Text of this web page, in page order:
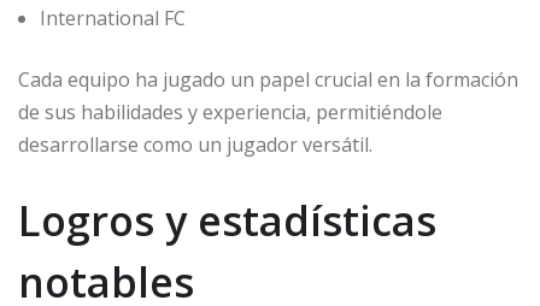
International FC
Cada equipo ha jugado un papel crucial en la formación
de sus habilidades y experiencia, permitiéndole
desarrollarse como un jugador versátil.
Logros y estadísticas
notables